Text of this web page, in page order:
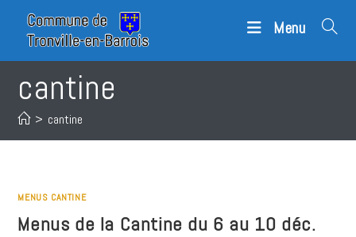
content
Menu
cantine
> cantine
MENUS CANTINE
Menus de la Cantine du 6 au 10 déc.